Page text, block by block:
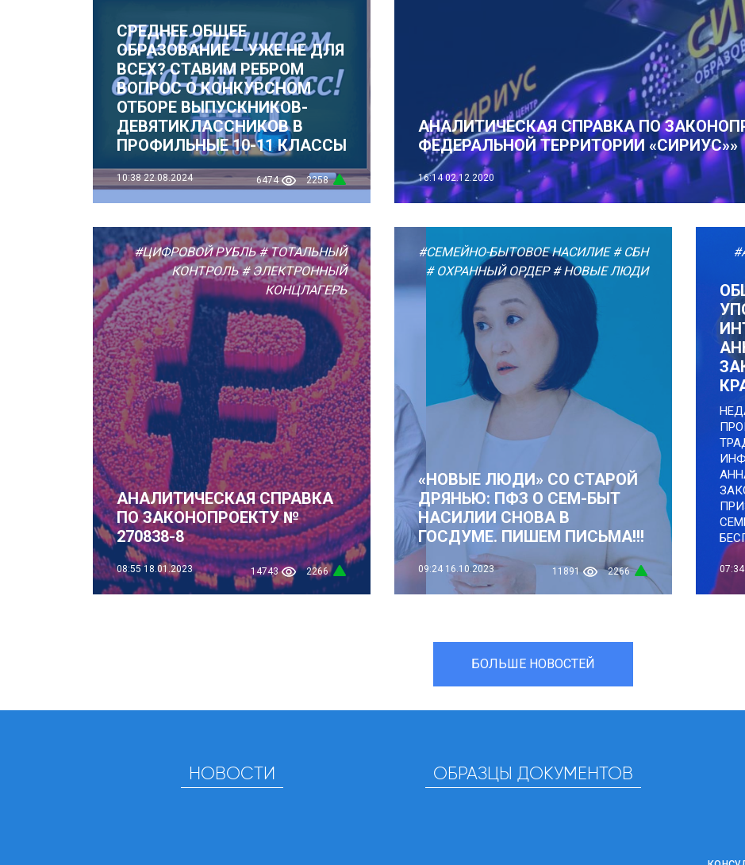
СРЕДНЕЕ ОБЩЕЕ
ОБРАЗОВАНИЕ – УЖЕ НЕ ДЛЯ
ВСЕХ? СТАВИМ РЕБРОМ
ВОПРОС О КОНКУРСНОМ
ОТБОРЕ ВЫПУСКНИКОВ-
ДЕВЯТИКЛАССНИКОВ В
ПРОФИЛЬНЫЕ 10-11 КЛАССЫ
10:38 22.08.2024 6474 2258
АНАЛИТИЧЕСКАЯ СПРАВКА ПО
ФЕДЕРАЛЬНОЙ ТЕРРИТОРИИ «СИРИУС»»
16:14 02.12.2020
#ЦИФРОВОЙ РУБЛЬ # ТОТАЛЬНЫЙ
КОНТРОЛЬ # ЭЛЕКТРОННЫЙ
КОНЦЛАГЕРЬ
АНАЛИТИЧЕСКАЯ СПРАВКА
ПО ЗАКОНОПРОЕКТУ №
270838-8
08:55 18.01.2023 14743 2266
#СЕМЕЙНО-БЫТОВОЕ НАСИЛИЕ # СБН
# ОХРАННЫЙ ОРДЕР # НОВЫЕ ЛЮДИ
«НОВЫЕ ЛЮДИ» СО СТАРОЙ
ДРЯНЬЮ: ПФЗ О СЕМ-БЫТ
НАСИЛИИ СНОВА В
ГОСДУМЕ. ПИШЕМ ПИСЬМА!!!
09:24 16.10.2023 11891 2266 07:34
БОЛЬШЕ НОВОСТЕЙ
НОВОСТИ ОБРАЗЦЫ ДОКУМЕНТОВ